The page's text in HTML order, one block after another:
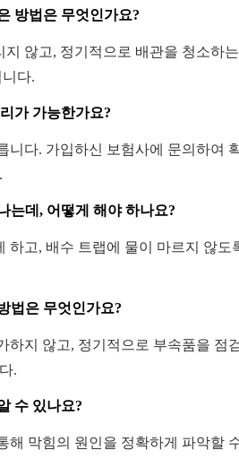
방법은 무엇인가요?
지 않고, 정기적으로 배관을 청소하
다.
가 가능한가요?
니다. 가입하신 보험사에 문의하여
는데, 어떻게 해야 하나요?
하고, 배수 트랩에 물이 마르지 않도
법은 무엇인가요?
하지 않고, 정기적으로 부속품을 점
.
수 있나요?
해 막힘의 원인을 정확하게 파악할